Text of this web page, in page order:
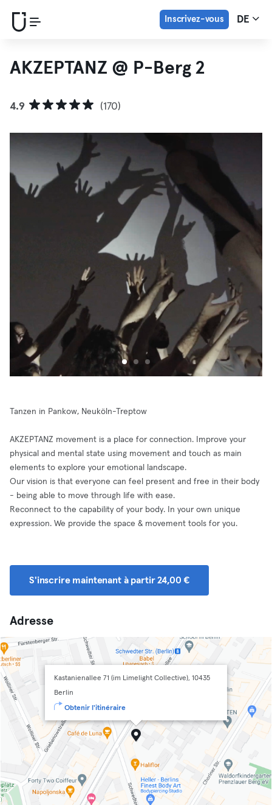
Inscrivez-vous DE
AKZEPTANZ @ P-Berg 2
4.9 (170)
Tanzen in Pankow, Neuköln-Treptow
AKZEPTANZ movement is a place for connection. Improve your
physical and mental state using movement and touch as main
elements to explore your emotional landscape.
Our vision is that everyone can feel present and free in their body
- being able to move through life with ease.
Reconnect to the capability of your body. In your own unique
expression. We provide the space & movement tools for you.
S'inscrire maintenant à partir 24,00 €
Adresse
Kastanienallee 71 (im Limelight Collective), 10435
Berlin
Obtenir l'itinéraire